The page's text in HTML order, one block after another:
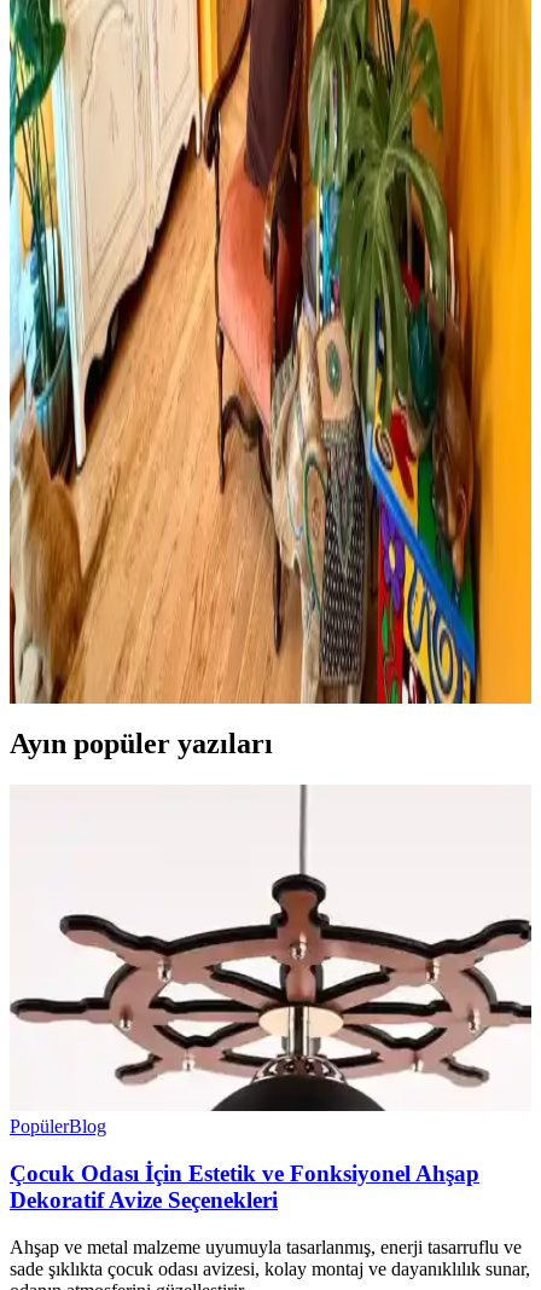
sektöründe güvenilir ölçüm sağlar.
Yıpranmış Banyolarda Renk Uyumu ve Mekan
Kullanımı İçin Doğru Boya Seçimi
Yıpranmış banyolarda slate zemin ve vintage detaylarla uyumlu
boya seçimi, sakin tonlar ve vurgu renkleriyle mekanın estetik ve
fonksiyonel dengesini sağlar.
Cadence Mermer Efekti Gümüş: Dekorasyonda Yeni
Trend ve Bilgi Eksikliği
Cadence mermer efekti gümüş ifadesi dekorasyonda yeni bir trend
olarak öne çıkıyor ancak mevcut arama sonuçlarında somut bilgi
bulunmuyor. Mermer ve gümüş tonları dekorasyonda şıklık sağlar.
Viscotex Hard Serenity ve Lif Kılıflı Hava Kanallı
Visco Yastık Karşılaştırması
İki visco yastık modeli, boyut, sertlik ve kullanıcı geri bildirimleriyle
detaylı karşılaştırıldı. Hard Serenity yüksek sertlik ve boyun desteği
sağlarken, Lif Kılıflı yumuşaklık ve konfor sunuyor.
Boho Maksimalist Oturma Odası Tasarımında
Bitkiler ve Renklerin Rolü
Boho maksimalist oturma odasında turuncu duvarlar, kültürel
maskeler, canlı bitkiler ve doğru halı seçimiyle sıcak, dengeli ve
estetik bir yaşam alanı oluşturuluyor.
Ayın popüler yazıları
PopülerBlog
Çocuk Odası İçin Estetik ve Fonksiyonel Ahşap
Dekoratif Avize Seçenekleri
Ahşap ve metal malzeme uyumuyla tasarlanmış, enerji tasarruflu ve
sade şıklıkta çocuk odası avizesi, kolay montaj ve dayanıklılık sunar,